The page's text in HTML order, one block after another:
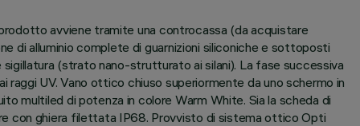
avviene tramite una controcassa (da acquistare
di alluminio complete di guarnizioni siliconiche e sottoposti
(strato nano-strutturato ai silani). La fase successiva
raggi UV. Vano ottico chiuso superiormente da uno schermo in
multiled di potenza in colore Warm White. Sia la scheda di
con ghiera filettata IP68. Provvisto di sistema ottico Opti